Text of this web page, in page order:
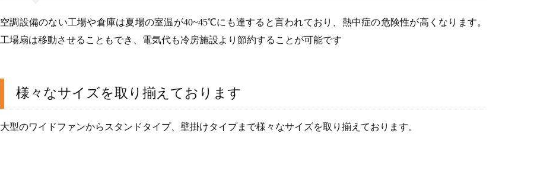
空調設備のない工場や倉庫は夏場の室温が40~45℃にも達すると言われており、熱中症の危険性が高くなります。
工場扇は移動させることもでき、電気代も冷房施設より節約することが可能です
様々なサイズを取り揃えております
大型のワイドファンからスタンドタイプ、壁掛けタイプまで様々なサイズを取り揃えております。